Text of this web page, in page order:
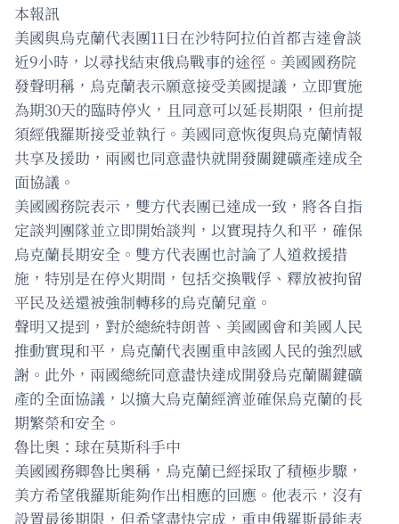
本報訊
美國與烏克蘭代表團11日在沙特阿拉伯首都吉達會談
近9小時，以尋找結束俄烏戰事的途徑。美國國務院
發聲明稱，烏克蘭表示願意接受美國提議，立即實施
為期30天的臨時停火，且同意可以延長期限，但前提
須經俄羅斯接受並執行。美國同意恢復與烏克蘭情報
共享及援助，兩國也同意盡快就開發關鍵礦產達成全
面協議。
美國國務院表示，雙方代表團已達成一致，將各自指
定談判團隊並立即開始談判，以實現持久和平，確保
烏克蘭長期安全。雙方代表團也討論了人道救援措
施，特別是在停火期間，包括交換戰俘、釋放被拘留
平民及送還被強制轉移的烏克蘭兒童。
聲明又提到，對於總統特朗普、美國國會和美國人民
推動實現和平，烏克蘭代表團重申該國人民的強烈感
謝。此外，兩國總統同意盡快達成開發烏克蘭關鍵礦
產的全面協議，以擴大烏克蘭經濟並確保烏克蘭的長
期繁榮和安全。
魯比奧：球在莫斯科手中
美國國務卿魯比奧稱，烏克蘭已經採取了積極步驟，
美方希望俄羅斯能夠作出相應的回應。他表示，沒有
設置最後期限，但希望盡快完成，重申俄羅斯最能表